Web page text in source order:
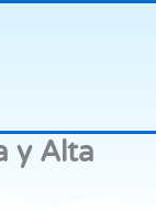
y Alta